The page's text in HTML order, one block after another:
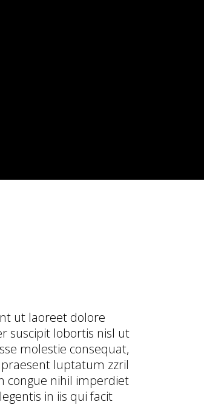
ut laoreet dolore
suscipit lobortis nisl ut
molestie consequat,
luptatum zzril
congue nihil imperdiet
in iis qui facit